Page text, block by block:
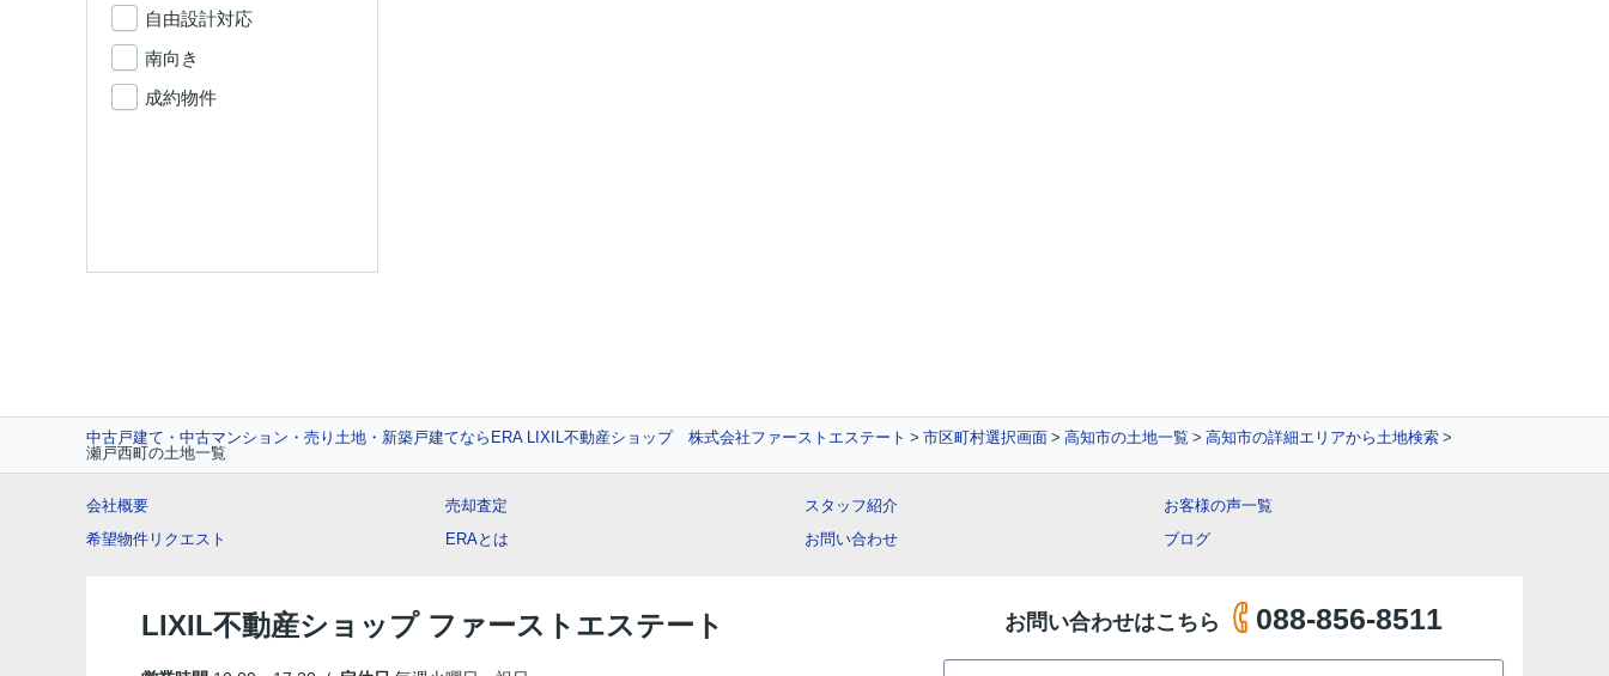
自由設計対応
南向き
成約物件
中古戸建て・中古マンション・売り土地・新築戸建てならERA LIXIL不動産ショップ 株式会社ファーストエステート 市区町村選択画面 高知市の土地一覧
高知市の詳細エリアから土地検索
瀬戸西町の土地一覧
会社概要
希望物件リクエスト
売却査定
ERAとは
スタッフ紹介
お問い合わせ
お客様の声一覧
ブログ
LIXIL不動産ショップ ファーストエステート お問い合わせはこちら 088-856-8511